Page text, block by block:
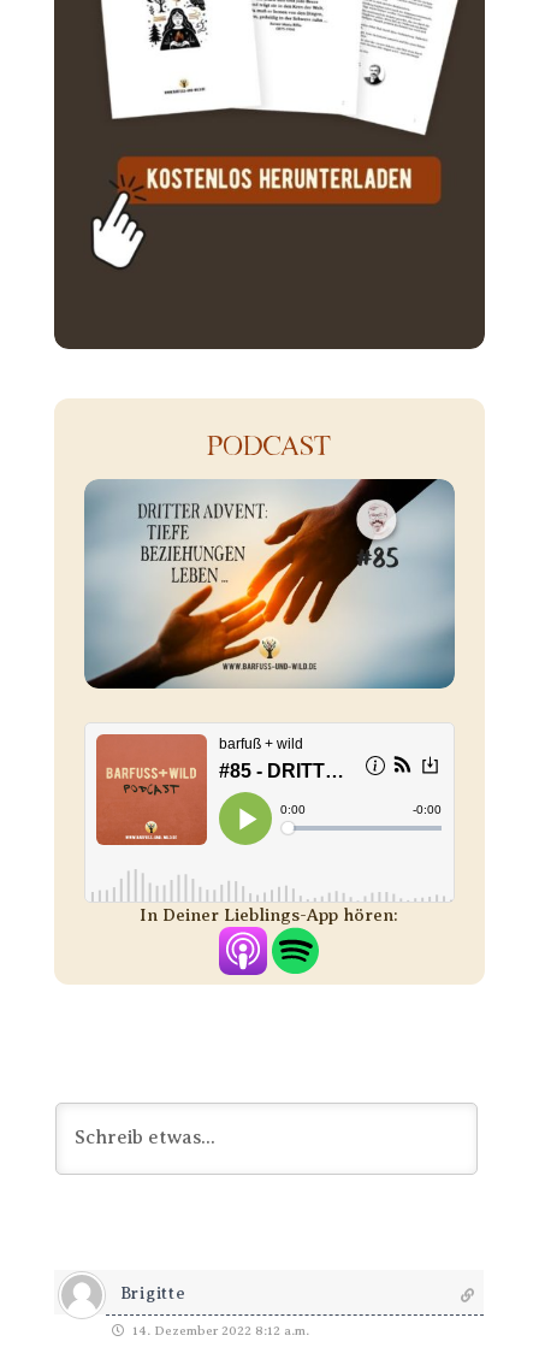
PODCAST
In Deiner Lieblings-App hören:
Brigitte
14. Dezember 2022 8:12 a.m.